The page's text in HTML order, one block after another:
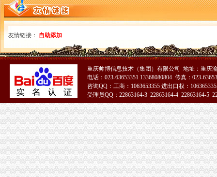
一般纳税人税率查询|一般纳税人如何算税
上海税务网的一般纳税人资格查询,可以查来自上海税务-微博
一般纳税人资格查询_中华文本库
一般纳税人咨询处-深圳58同城
如何查询增值税一般纳税人认定信息？_资料网
一般纳税人查询广东税务局版2.4.0安卓版-新云软件园
如何查询一般纳税人资格_百度经验
青岛一般纳税人查询
全国企业增值税一般纳税人资质查询-个人帮助中心-卓博人才网
【转让一般纳税人|转让一般纳税人内容汇总】_转让一般纳税人专题-
一般纳税人查询
重庆一般纳税人资格查询
一般纳税人查询一般纳税人查询
重庆一般纳税人资格查询：http://218.70.65.72:3002/fpcx/
重庆一般纳税人申请：路源咨询—专业代办安全生产许可证-重庆爱问
友情链接： 自助添加
重庆帅博信息技术（集团）有限公司 地址：重庆
电话：023-63653351 13368080804 传真：023-
咨询QQ：工商：1063653355 进出口权：
受理员QQ：22863164-3 22863164-4 22863164-5